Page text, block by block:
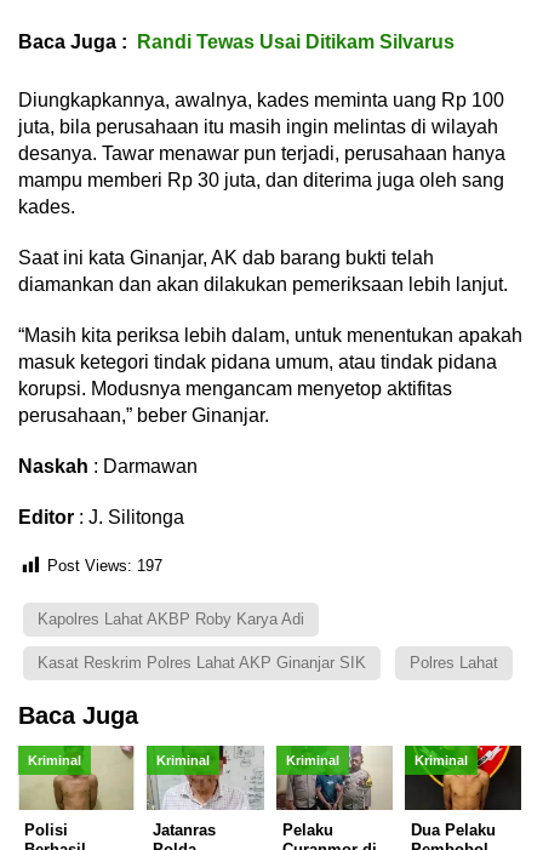
Baca Juga : Randi Tewas Usai Ditikam Silvarus
Diungkapkannya, awalnya, kades meminta uang Rp 100
juta, bila perusahaan itu masih ingin melintas di wilayah
desanya. Tawar menawar pun terjadi, perusahaan hanya
mampu memberi Rp 30 juta, dan diterima juga oleh sang
kades.
Saat ini kata Ginanjar, AK dab barang bukti telah
diamankan dan akan dilakukan pemeriksaan lebih lanjut.
“Masih kita periksa lebih dalam, untuk menentukan apakah
masuk ketegori tindak pidana umum, atau tindak pidana
korupsi. Modusnya mengancam menyetop aktifitas
perusahaan,” beber Ginanjar.
Naskah : Darmawan
Editor : J. Silitonga
Post Views: 197
Kapolres Lahat AKBP Roby Karya Adi
Kasat Reskrim Polres Lahat AKP Ginanjar SIK Polres Lahat
Baca Juga
Kriminal
Polisi
Kriminal
Jatanras
Kriminal
Pelaku
Kriminal
Dua Pelaku